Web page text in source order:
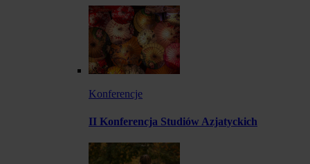
Konferencje
II Konferencja Studiów Azjatyckich